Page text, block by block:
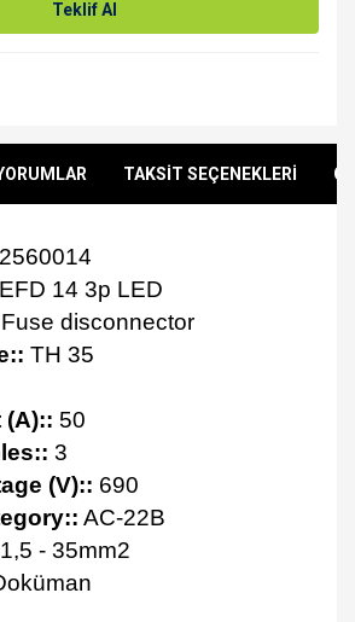
Teklif Al
TAKSİT SEÇENEKLERİ
EFD 14 3p LED
Fuse disconnector
TH 35
(A):: 50
3
(V):: 690
AC-22B
1,5 - 35mm2